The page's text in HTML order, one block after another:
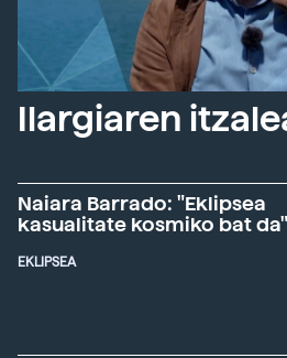
Ilargiaren
Naiara Barrado: "Eklipsea
kasualitate kosmiko bat da"
EKLIPSEA